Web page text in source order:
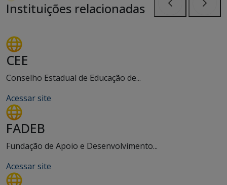
Instituições relacionadas
CEE
Conselho Estadual de Educação de...
Acessar site
FADEB
Fundação de Apoio e Desenvolvimento...
Acessar site